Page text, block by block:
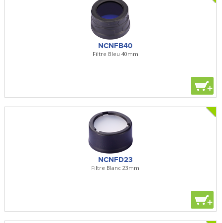
NCNFB40
Filtre Bleu 40mm
+
NCNFD23
Filtre Blanc 23mm
+